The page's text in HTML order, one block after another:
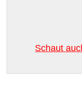
Schaut